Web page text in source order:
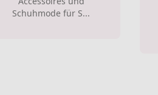
Schuhmode für S...